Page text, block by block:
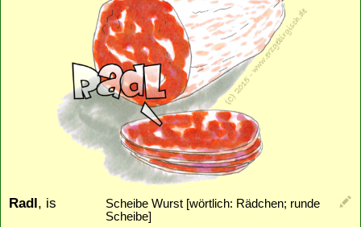
Radl, is
Scheibe Wurst [wörtlich: Rädchen; runde
Scheibe]